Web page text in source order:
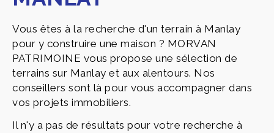
Vous êtes à la recherche d'un terrain à Manlay
pour y construire une maison ? MORVAN
PATRIMOINE vous propose une sélection de
terrains sur Manlay et aux alentours. Nos
conseillers sont là pour vous accompagner dans
vos projets immobiliers.
Il n'y a pas de résultats pour votre recherche à